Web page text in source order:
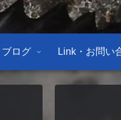
ブログ Link・お問い